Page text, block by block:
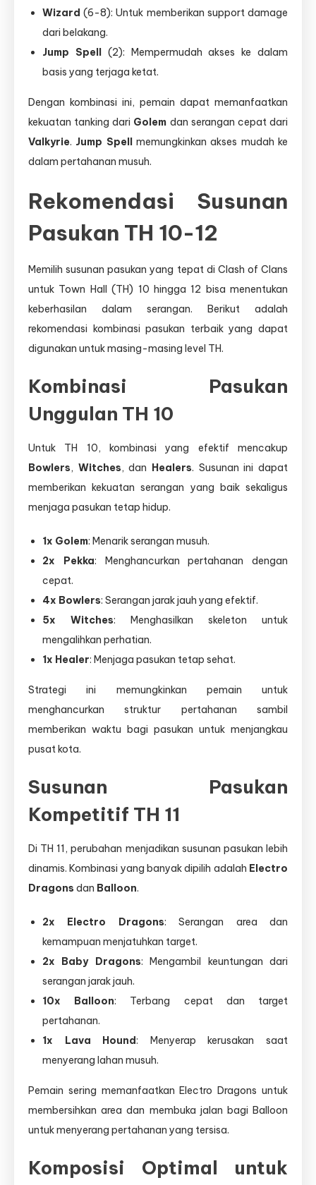
Wizard (6-8): Untuk memberikan support damage
dari belakang.
Jump Spell(2): Mempermudah akses ke dalam
basis yang terjaga ketat.
Dengan kombinasi ini, pemain dapat memanfaatkan
kekuatan tanking dari Golem dan serangan cepat dari
Valkyrie. Jump Spellmemungkinkan akses mudah ke
dalam pertahanan musuh.
Rekomendasi Susunan
Pasukan TH 10-12
Memilih susunan pasukan yang tepat di Clash of Clans
untuk Town Hall (TH) 10 hingga 12 bisa menentukan
keberhasilan dalam serangan. Berikut adalah
rekomendasi kombinasi pasukan terbaik yang dapat
digunakan untuk masing-masing level TH.
Kombinasi Pasukan
Unggulan TH 10
Untuk TH 10, kombinasi yang efektif mencakup
Bowlers, Witches, dan Healers. Susunan ini dapat
memberikan kekuatan serangan yang baik sekaligus
menjaga pasukan tetap hidup.
1x Golem: Menarik serangan musuh.
2x Pekka: Menghancurkan pertahanan dengan
cepat.
4x Bowlers: Serangan jarak jauh yang efektif.
5x Witches: Menghasilkan skeleton untuk
mengalihkan perhatian.
1x Healer: Menjaga pasukan tetap sehat.
Strategi ini memungkinkan pemain untuk
menghancurkan struktur pertahanan sambil
memberikan waktu bagi pasukan untuk menjangkau
pusat kota.
Susunan Pasukan
Kompetitif TH 11
Di TH 11, perubahan menjadikan susunan pasukan lebih
dinamis. Kombinasi yang banyak dipilih adalah Electro
Dragons dan Balloon.
2x Electro Dragons: Serangan area dan
kemampuan menjatuhkan target.
2x Baby Dragons: Mengambil keuntungan dari
serangan jarak jauh.
10x Balloon: Terbang cepat dan target
pertahanan.
1x Lava Hound: Menyerap kerusakan saat
menyerang lahan musuh.
Pemain sering memanfaatkan Electro Dragons untuk
membersihkan area dan membuka jalan bagi Balloon
untuk menyerang pertahanan yang tersisa.
Komposisi Optimal untuk